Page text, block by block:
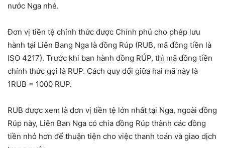
nước Nga nhé.
Đơn vị tiền tệ chính thức được Chính phủ cho phép lưu
hành tại Liên Bang Nga là đồng Rúp (RUB, mã đồng tiền là
ISO 4217). Trước khi ban hành đồng RÚP, thì mã đồng tiền
chính thức gọi là RUP. Cách quy đổi giữa hai mã này là
1RUB = 1000 RUP.
RUB được xem là đơn vị tiền tệ lớn nhất tại Nga, ngoài đồng
Rúp này, Liên Ban Nga có chia đồng Rúp thành các đồng
tiền nhỏ hơn để thuận tiện cho việc thanh toán và giao dịch